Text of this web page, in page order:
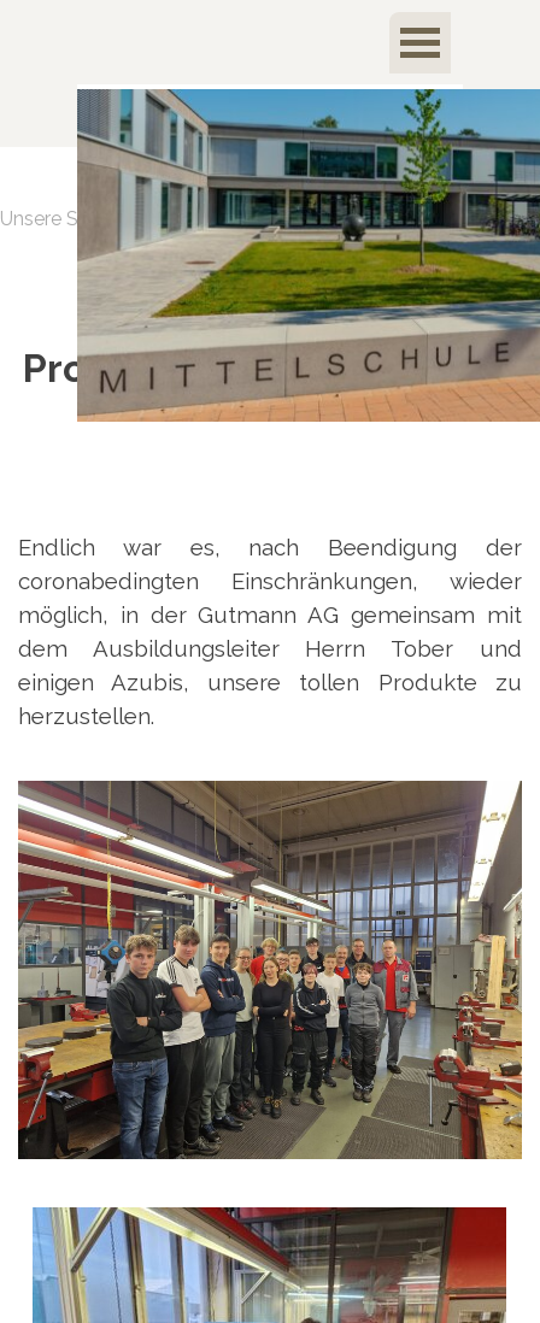
Menü überspringen
Unsere Schule > Schülerfirma > Berichte
Produktion 2023
Endlich war es, nach Beendigung der
coronabedingten Einschränkungen, wieder
möglich, in der Gutmann AG gemeinsam mit
dem Ausbildungsleiter Herrn Tober und
einigen Azubis, unsere tollen Produkte zu
herzustellen.